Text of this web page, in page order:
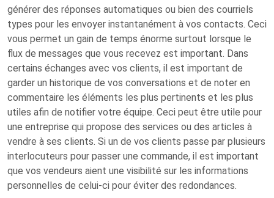
générer des réponses automatiques ou bien des courriels
types pour les envoyer instantanément à vos contacts. Ceci
vous permet un gain de temps énorme surtout lorsque le
flux de messages que vous recevez est important. Dans
certains échanges avec vos clients, il est important de
garder un historique de vos conversations et de noter en
commentaire les éléments les plus pertinents et les plus
utiles afin de notifier votre équipe. Ceci peut être utile pour
une entreprise qui propose des services ou des articles à
vendre à ses clients. Si un de vos clients passe par plusieurs
interlocuteurs pour passer une commande, il est important
que vos vendeurs aient une visibilité sur les informations
personnelles de celui-ci pour éviter des redondances.